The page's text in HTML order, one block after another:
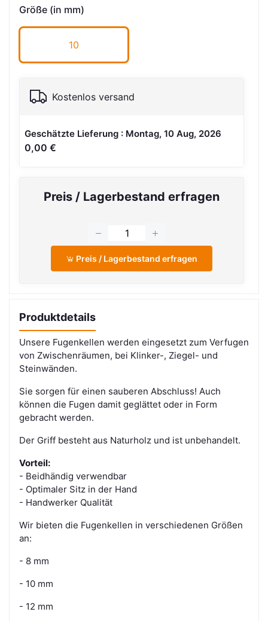
Größe (in mm)
10
Kostenlos versand
Geschätzte Lieferung : Montag, 10 Aug, 2026
0,00 €
Preis / Lagerbestand erfragen
Preis / Lagerbestand erfragen
Produktdetails
Unsere Fugenkellen werden eingesetzt zum Verfugen
von Zwischenräumen, bei Klinker-, Ziegel- und
Steinwänden.
Sie sorgen für einen sauberen Abschluss! Auch
können die Fugen damit geglättet oder in Form
gebracht werden.
Der Griff besteht aus Naturholz und ist unbehandelt.
Vorteil:
- Beidhändig verwendbar
- Optimaler Sitz in der Hand
- Handwerker Qualität
Wir bieten die Fugenkellen in verschiedenen Größen
an:
- 8 mm
- 10 mm
- 12 mm